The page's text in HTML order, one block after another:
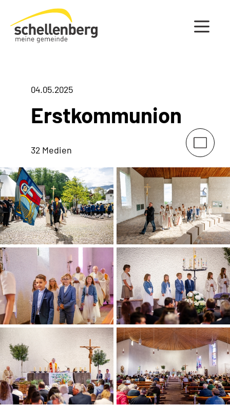
Gemeinde Schellenberg Startseite
04.05.2025
Erstkommunion
32 Medien